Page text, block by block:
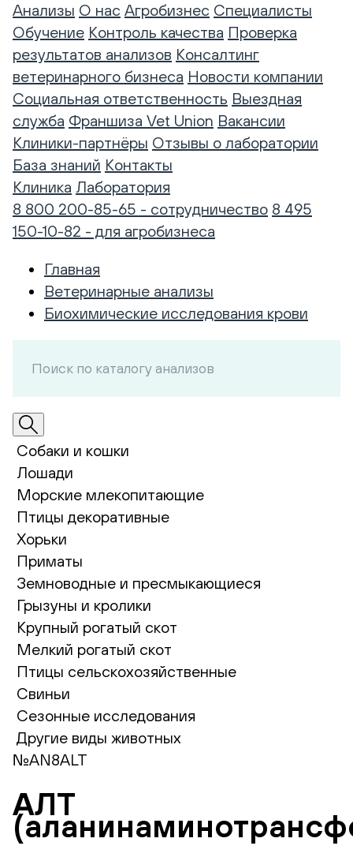
Анализы О нас Агробизнес Специалисты
Обучение Контроль качества Проверка
результатов анализов Консалтинг
ветеринарного бизнеса Новости компании
Социальная ответственность Выездная
служба Франшиза Vet Union Вакансии
Клиники-партнёры Отзывы о лаборатории
База знаний Контакты
Клиника Лаборатория
8 800 200-85-65 - сотрудничество 8 495
150-10-82 - для агробизнеса
Главная
Ветеринарные анализы
Биохимические исследования крови
Собаки и кошки
Лошади
Морские млекопитающие
Птицы декоративные
Хорьки
Приматы
Земноводные и пресмыкающиеся
Грызуны и кролики
Крупный рогатый скот
Мелкий рогатый скот
Птицы сельскохозяйственные
Свиньи
Сезонные исследования
Другие виды животных
№AN8ALT
АЛТ